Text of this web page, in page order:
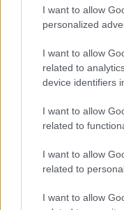
I want to allow
personalized
I want to allow
related to
device identifiers
I want to allow
related to
I want to allow
related to
I want to allow
Η πλατφόρμα STLA
διάφορων
θερμικών,